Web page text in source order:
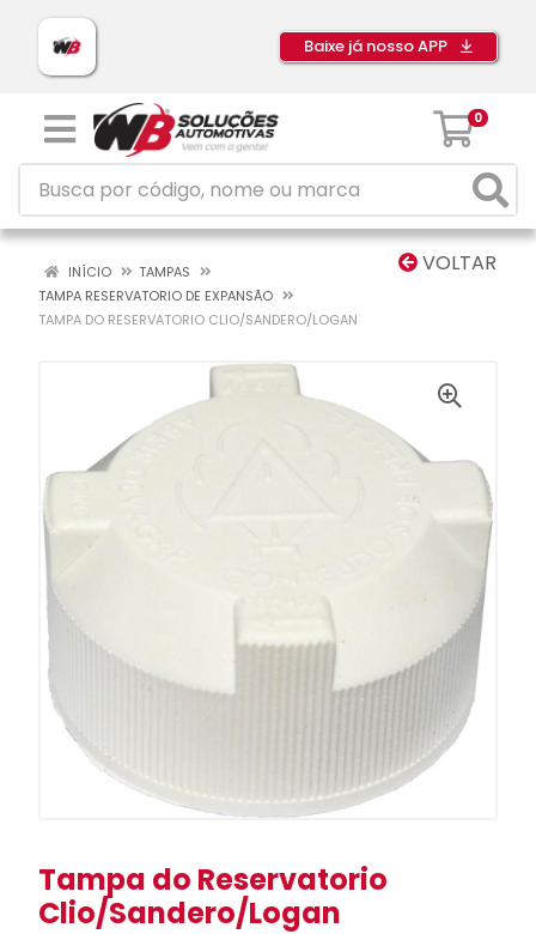
Baixe já nosso APP
0
VOLTAR
INÍCIO
TAMPAS
TAMPA RESERVATORIO DE EXPANSÃO
TAMPA DO RESERVATORIO CLIO/SANDERO/LOGAN
Tampa do Reservatorio
Clio/Sandero/Logan